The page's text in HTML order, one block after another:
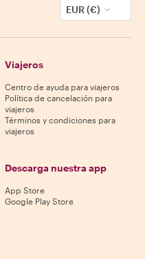
EUR (€)
Viajeros
Centro de ayuda para viajeros
Política de cancelación para
viajeros
Términos y condiciones para
viajeros
Descarga nuestra app
App Store
Google Play Store